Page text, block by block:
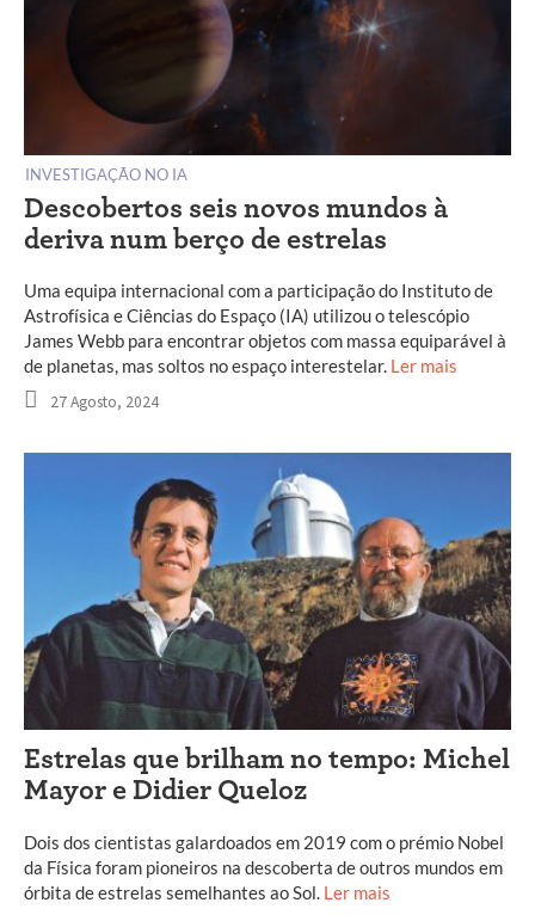
INVESTIGAÇÃO NO IA
Descobertos seis novos mundos à
deriva num berço de estrelas
Uma equipa internacional com a participação do Instituto de
Astrofísica e Ciências do Espaço (IA) utilizou o telescópio
James Webb para encontrar objetos com massa equiparável à
de planetas, mas soltos no espaço interestelar. Ler mais
27 Agosto, 2024
Estrelas que brilham no tempo: Michel
Mayor e Didier Queloz
Dois dos cientistas galardoados em 2019 com o prémio Nobel
da Física foram pioneiros na descoberta de outros mundos em
órbita de estrelas semelhantes ao Sol. Ler mais